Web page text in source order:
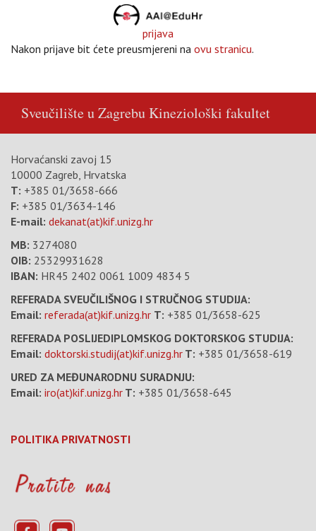
prijava
Nakon prijave bit ćete preusmjereni na ovu stranicu.
Sveučilište u ZagrebuKineziološki fakultet
Horvaćanski zavoj 15
10000 Zagreb, Hrvatska
T: +385 01/3658-666
F: +385 01/3634-146
E-mail: dekanat(at)kif.unizg.hr
MB: 3274080
OIB: 25329931628
IBAN: HR45 2402 0061 1009 4834 5
REFERADA SVEUČILIŠNOG I STRUČNOG STUDIJA:
Email: referada(at)kif.unizg.hr T: +385 01/3658-625
REFERADA POSLIJEDIPLOMSKOG DOKTORSKOG STUDIJA:
Email: doktorski.studij(at)kif.unizg.hr T: +385 01/3658-619
URED ZA MEĐUNARODNU SURADNJU:
Email: iro(at)kif.unizg.hr T: +385 01/3658-645
POLITIKA PRIVATNOSTI